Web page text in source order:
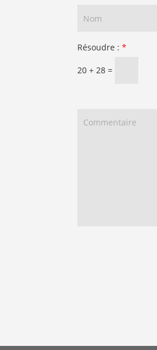
Résoudre : *
20 + 28 =